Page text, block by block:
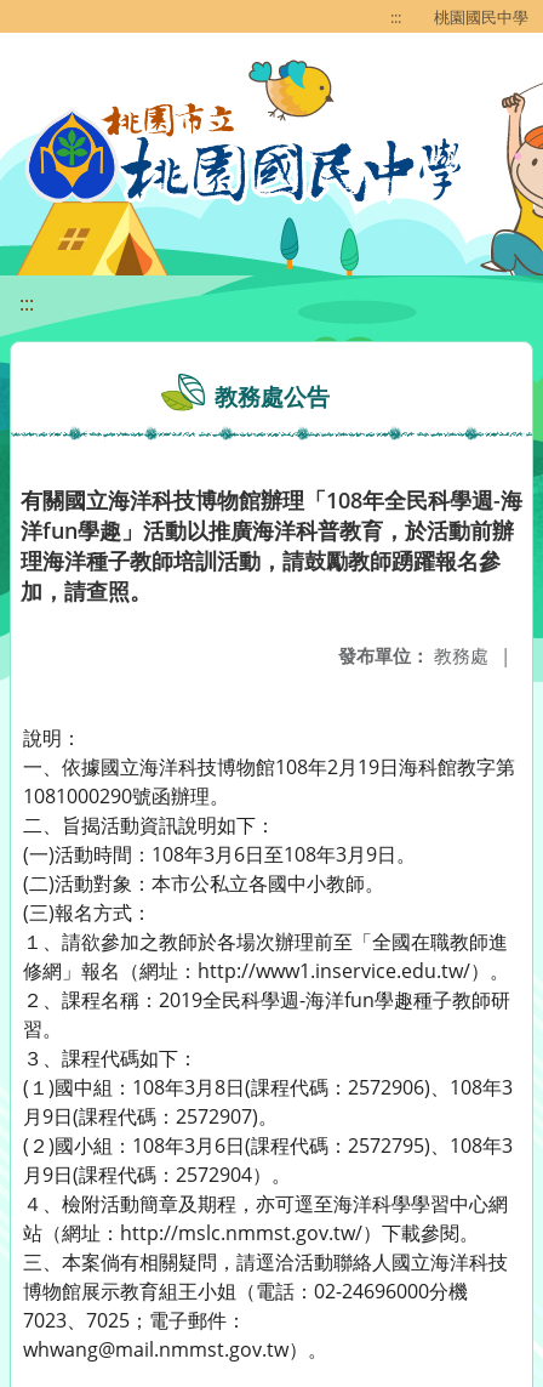
::: 桃園國民中學
:::
教務處公告
有關國立海洋科技博物館辦理「108年全民科學週-海
洋fun學趣」活動以推廣海洋科普教育，於活動前辦
理海洋種子教師培訓活動，請鼓勵教師踴躍報名參
加，請查照。
發布單位： 教務處 |
說明：
一、依據國立海洋科技博物館108年2月19日海科館教字第
1081000290號函辦理。
二、旨揭活動資訊說明如下：
(一)活動時間：108年3月6日至108年3月9日。
(二)活動對象：本市公私立各國中小教師。
(三)報名方式：
１、請欲參加之教師於各場次辦理前至「全國在職教師進
修網」報名（網址：http://www1.inservice.edu.tw/）。
２、課程名稱：2019全民科學週-海洋fun學趣種子教師研
習。
３、課程代碼如下：
(１)國中組：108年3月8日(課程代碼：2572906)、108年3
月9日(課程代碼：2572907)。
(２)國小組：108年3月6日(課程代碼：2572795)、108年3
月9日(課程代碼：2572904）。
４、檢附活動簡章及期程，亦可逕至海洋科學學習中心網
站（網址：http://mslc.nmmst.gov.tw/）下載參閱。
三、本案倘有相關疑問，請逕洽活動聯絡人國立海洋科技
博物館展示教育組王小姐（電話：02-24696000分機
7023、7025；電子郵件：
whwang@mail.nmmst.gov.tw）。